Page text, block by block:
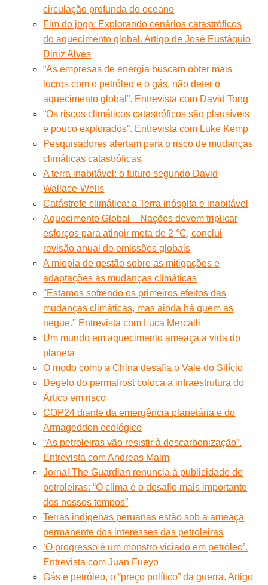
circulação profunda do oceano
Fim do jogo: Explorando cenários catastróficos
do aquecimento global. Artigo de José Eustáquio
Diniz Alves
“As empresas de energia buscam obter mais
lucros com o petróleo e o gás, não deter o
aquecimento global”. Entrevista com David Tong
“Os riscos climáticos catastróficos são plausíveis
e pouco explorados”. Entrevista com Luke Kemp
Pesquisadores alertam para o risco de mudanças
climáticas catastróficas
A terra inabitável: o futuro segundo David
Wallace-Wells
Catástrofe climática: a Terra inóspita e inabitável
Aquecimento Global – Nações devem triplicar
esforços para atingir meta de 2 °C, conclui
revisão anual de emissões globais
A miopia de gestão sobre as mitigações e
adaptações às mudanças climáticas
''Estamos sofrendo os primeiros efeitos das
mudanças climáticas, mas ainda há quem as
negue.'' Entrevista com Luca Mercalli
Um mundo em aquecimento ameaça a vida do
planeta
O modo como a China desafia o Vale do Silício
Degelo do permafrost coloca a infraestrutura do
Ártico em risco
COP24 diante da emergência planetária e do
Armageddon ecológico
“As petroleiras vão resistir à descarbonização”.
Entrevista com Andreas Malm
Jornal The Guardian renuncia à publicidade de
petroleiras: “O clima é o desafio mais importante
dos nossos tempos”
Terras indígenas peruanas estão sob a ameaça
permanente dos interesses das petroleiras
‘O progresso é um monstro viciado em petróleo’.
Entrevista com Juan Fueyo
Gás e petróleo, o “preço político” da guerra. Artigo